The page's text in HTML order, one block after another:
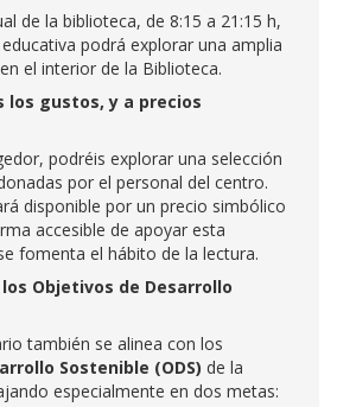
de la biblioteca, de 8:15 a 21:15 h,
podrá explorar una amplia
el interior de la Biblioteca.
los gustos, y a precios
podréis explorar una selección
por el personal del centro.
disponible por un precio simbólico
accesible de apoyar esta
fomenta el hábito de la lectura.
Objetivos de Desarrollo
también se alinea con los
Sostenible (ODS) de la
especialmente en dos metas: